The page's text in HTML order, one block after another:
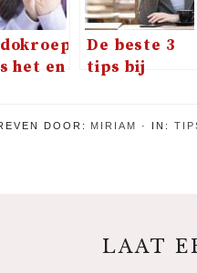
het en
De beste 3
tips bij
DOOR: MIRIAM IN:
LAAT